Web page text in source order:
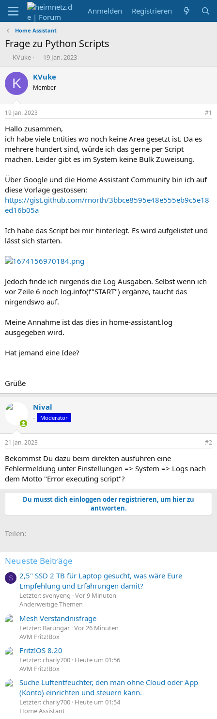
Anmelden Registrieren
Home Assistant
Frage zu Python Scripts
E
s
e
r
KVuke
E
s
e
t
a
m
19 Jan. 2023
K KVuke
Member
19 Jan. 2023 #1
Hallo zusammen,
ich habe viele Entities wo noch keine Area gesetzt ist. Da es
mehrere hundert sind, würde ich das gerne per Script
machen. Leider gibt es im System keine Bulk Zuweisung.
Über Google und die Home Assistant Community bin ich auf
diese Vorlage gestossen:
https://gist.github.com/rnorth/3bbce8595e48e555eb9c5e18
ed16b05a
Ich habe das Script bei mir hinterlegt. Es wird aufgelistet und
lässt sich starten.
Jedoch finde ich nirgends die Log Ausgaben. Selbst wenn ich
vor Zeile 6 noch log.info(f"START") ergänze, taucht das
nirgendswo auf.
Meine Annahme ist das dies in home-assistant.log
ausgegeben wird.
Hat jemand eine Idee?
Grüße
Nival
- Moderator
21 Jan. 2023 #2
Bekommst Du dazu beim direkten ausführen eine
Fehlermeldung unter Einstellungen => System => Logs nach
dem Motto "Error executing script"?
Du musst dich einloggen oder registrieren, um hier zu
antworten.
Teilen:
Neueste Beiträge
S
2,5" SSD 2 TB für Laptop gesucht, was wäre Eure
Empfehlung und Erfahrungen damit?
Letzter: svenyeng Vor 9 Minuten
Anderweitige Themen
Mesh Verständnisfrage
Letzter: Barungar Vor 26 Minuten
AVM Fritz!Box
Fritz!OS 8.20
Letzter: charly700 Heute um 01:56
AVM Fritz!Box
Suche Luftentfeuchter, den man ohne Cloud oder App
(Konto) einrichten und steuern kann.
Letzter: charly700 Heute um 01:54
Home Assistant